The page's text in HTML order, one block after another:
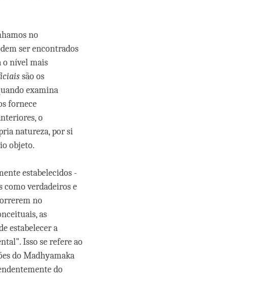
no
ser encontrados
o nível mais
são os
examina
fornece
o
natureza, por si
objeto.
estabelecidos -
como verdadeiros e
no
as
estabelecer a
Isso se refere ao
do Madhyamaka
do